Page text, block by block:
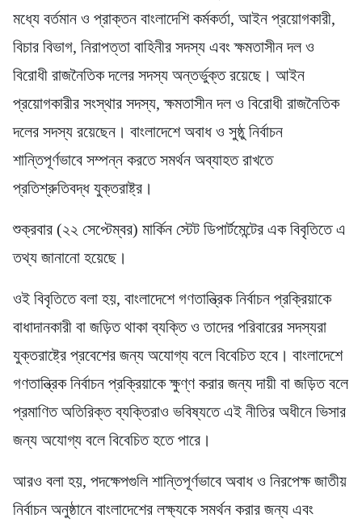
মধ্যে বর্তমান ও প্রাক্তন বাংলাদেশি কর্মকর্তা, আইন প্রয়োগকারী,
বিচার বিভাগ, নিরাপত্তা বাহিনীর সদস্য এবং ক্ষমতাসীন দল ও
বিরোধী রাজনৈতিক দলের সদস্য অন্তর্ভুক্ত রয়েছে। আইন
প্রয়োগকারীর সংস্থার সদস্য, ক্ষমতাসীন দল ও বিরোধী রাজনৈতিক
দলের সদস্য রয়েছেন। বাংলাদেশে অবাধ ও সুষ্ঠু নির্বাচন
শান্তিপূর্ণভাবে সম্পন্ন করতে সমর্থন অব্যাহত রাখতে
প্রতিশ্রুতিবদ্ধ যুক্তরাষ্ট্র।
শুক্রবার (২২ সেপ্টেম্বর) মার্কিন স্টেট ডিপার্টমেন্টের এক বিবৃতিতে এ
তথ্য জানানো হয়েছে।
ওই বিবৃতিতে বলা হয়, বাংলাদেশে গণতান্ত্রিক নির্বাচন প্রক্রিয়াকে
বাধাদানকারী বা জড়িত থাকা ব্যক্তি ও তাদের পরিবারের সদস্যরা
যুক্তরাষ্ট্রে প্রবেশের জন্য অযোগ্য বলে বিবেচিত হবে। বাংলাদেশে
গণতান্ত্রিক নির্বাচন প্রক্রিয়াকে ক্ষুণ্ণ করার জন্য দায়ী বা জড়িত বলে
প্রমাণিত অতিরিক্ত ব্যক্তিরাও ভবিষ্যতে এই নীতির অধীনে ভিসার
জন্য অযোগ্য বলে বিবেচিত হতে পারে।
আরও বলা হয়, পদক্ষেপগুলি শান্তিপূর্ণভাবে অবাধ ও নিরপেক্ষ জাতীয়
নির্বাচন অনুষ্ঠানে বাংলাদেশের লক্ষ্যকে সমর্থন করার জন্য এবং